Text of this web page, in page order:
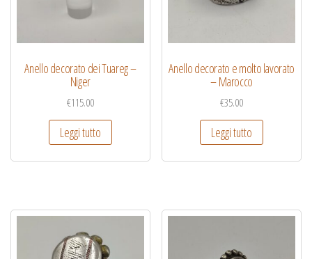
Anello decorato dei Tuareg –
Niger
€115.00
Leggi tutto
Anello decorato e molto lavorato
– Marocco
€35.00
Leggi tutto